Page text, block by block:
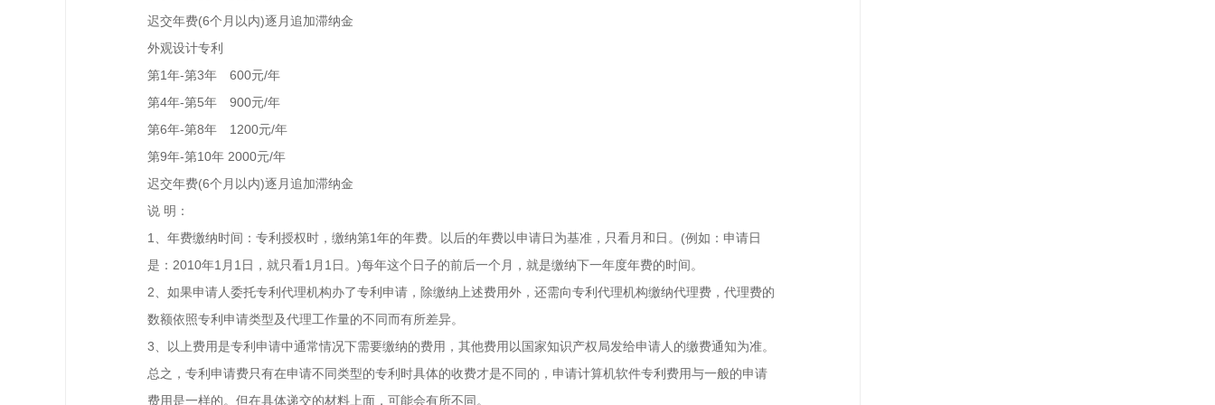
迟交年费(6个月以内)逐月追加滞纳金
外观设计专利
第1年-第3年 600元/年
第4年-第5年 900元/年
第6年-第8年 1200元/年
第9年-第10年 2000元/年
迟交年费(6个月以内)逐月追加滞纳金
说 明：
1、年费缴纳时间：专利授权时，缴纳第1年的年费。以后的年费以申请日为基准，只看月和日。(例如：申请日
是：2010年1月1日，就只看1月1日。)每年这个日子的前后一个月，就是缴纳下一年度年费的时间。
2、如果申请人委托专利代理机构办了专利申请，除缴纳上述费用外，还需向专利代理机构缴纳代理费，代理费的
数额依照专利申请类型及代理工作量的不同而有所差异。
3、以上费用是专利申请中通常情况下需要缴纳的费用，其他费用以国家知识产权局发给申请人的缴费通知为准。
总之，专利申请费只有在申请不同类型的专利时具体的收费才是不同的，申请计算机软件专利费用与一般的申请
费用是一样的。但在具体递交的材料上面，可能会有所不同。